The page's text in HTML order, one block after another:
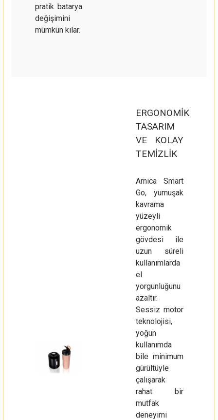
pratik batarya
değişimini
mümkün kılar.
ERGONOMİK
TASARIM
VE KOLAY
TEMİZLİK
Arnica Smart
Go, yumuşak
kavrama
yüzeyli
ergonomik
gövdesi ile
uzun süreli
kullanımlarda
el
yorgunluğunu
azaltır.
Sessiz motor
teknolojisi,
yoğun
kullanımda
bile minimum
gürültüyle
çalışarak
rahat bir
mutfak
deneyimi